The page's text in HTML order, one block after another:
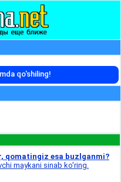
qo'shiling!
qomatingiz esa buzlganmi?
maykani sinab ko'ring.